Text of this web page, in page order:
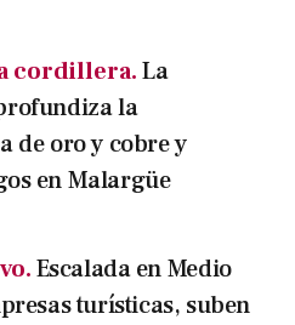
cordillera.La
la
de oro y cobre y
en Malargüe
Escalada en Medio
turísticas, suben